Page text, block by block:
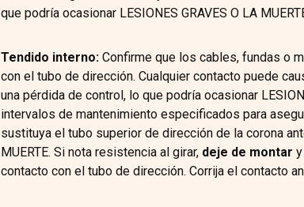
que podría ocasionar LESIONES GRAVES O LA
Tendido interno:Confirme que los cables, fundas o
con el tubo de dirección. Cualquier contacto puede
una pérdida de control, lo que podría ocasionar
intervalos de mantenimiento especificados para
sustituya el tubo superior de dirección de la corona
MUERTE. Si nota resistencia al girar, deje de montar
contacto con el tubo de dirección. Corrija el contacto